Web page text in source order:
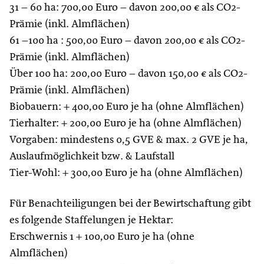
31 – 60 ha: 700,00 Euro – davon 200,00 € als CO2-
Prämie (inkl. Almflächen)
61 –100 ha : 500,00 Euro – davon 200,00 € als CO2-
Prämie (inkl. Almflächen)
Über 100 ha: 200,00 Euro – davon 150,00 € als CO2-
Prämie (inkl. Almflächen)
Biobauern: + 400,00 Euro je ha (ohne Almflächen)
Tierhalter: + 200,00 Euro je ha (ohne Almflächen)
Vorgaben: mindestens 0,5 GVE & max. 2 GVE je ha,
Auslaufmöglichkeit bzw. & Laufstall
Tier-Wohl: + 300,00 Euro je ha (ohne Almflächen)
Für Benachteiligungen bei der Bewirtschaftung gibt
es folgende Staffelungen je Hektar:
Erschwernis 1 + 100,00 Euro je ha (ohne
Almflächen)